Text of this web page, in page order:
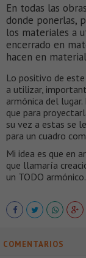
En todas las
donde ponerlas,
los materiales a
encerrado en
hacen en
Lo positivo de
a utilizar,
armónica del
que para
su vez a estas se
para un cuadro
Mi idea es que en
que llamaría
un TODO armónico.
COMENTARIOS